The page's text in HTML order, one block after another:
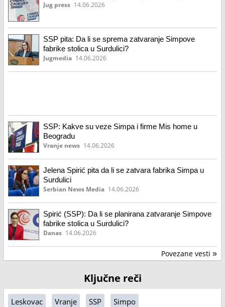
Jug press 14.06.2026
SSP pita: Da li se sprema zatvaranje Simpove
fabrike stolica u Surdulici?
Jugmedia 14.06.2026
SSP: Kakve su veze Simpa i firme Mis home u
Beogradu
Vranje news 14.06.2026
Jelena Spirić pita da li se zatvara fabrika Simpa u
Surdulici
Serbian News Media 14.06.2026
Spirić (SSP): Da li se planirana zatvaranje Simpove
fabrike stolica u Surdulici?
Danas 14.06.2026
Povezane vesti »
Ključne reči
Leskovac Vranje SSP Simpo